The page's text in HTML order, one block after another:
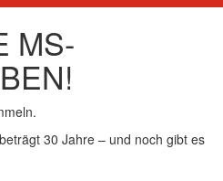
MS-
30 Jahre – und noch gibt es